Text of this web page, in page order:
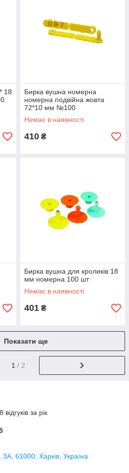
18
Бирка вушна номерна
номерна подвійна жовта
72*10 мм №100
Немає в наявності
410 ₴
Бирка вушна для кроликів 18
мм номерна 100 шт
Немає в наявності
401 ₴
Показати ще
1 / 2
за рік
61000, Харків, Україна